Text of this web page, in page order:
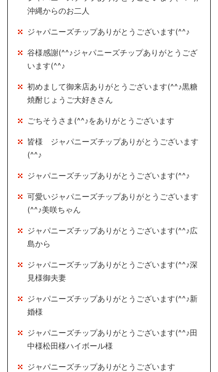
沖縄からのお二人
ジャパニーズチップありがとうございます(^^♪
谷様感謝(^^♪ジャパニーズチップありがとうござ
います(^^♪
初めまして御来店ありがとうございます(^^♪黒糖
焼酎じょうご大好きさん
ごちそうさま(^^♪をありがとうございます
皆様 ジャパニーズチップありがとうございます
(^^♪
ジャパニーズチップありがとうございます(^^♪
可愛いジャパニーズチップありがとうございます
(^^♪美咲ちゃん
ジャパニーズチップありがとうございます(^^♪広
島から
ジャパニーズチップありがとうございます(^^♪深
見様御夫妻
ジャパニーズチップありがとうございます(^^♪新
婚様
ジャパニーズチップありがとうございます(^^♪田
中様松田様ハイボール様
ジャパニーズチップありがとうございます